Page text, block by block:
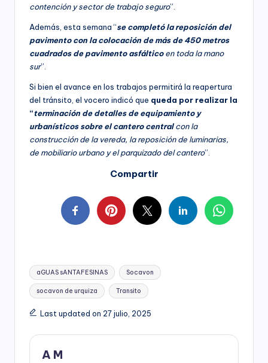
contención y sector de trabajo seguro”.
Además, esta semana “se completó la reposición del
pavimento con la colocación de más de 450 metros
cuadrados de pavimento asfálticoen toda la mano
sur”.
Si bien el avance en los trabajos permitirá la reapertura
del tránsito, el vocero indicó que queda por realizar la
“terminación de detalles de equipamiento y
urbanísticos sobre el cantero centralcon la
construcción de la vereda, la reposición de luminarias,
de mobiliario urbano y el parquizado del cantero”.
Compartir
Tags:
aGUAS sANTAFESINAS Socavon
socavon de urquiza Transito
Last updated on 27 julio, 2025
A M